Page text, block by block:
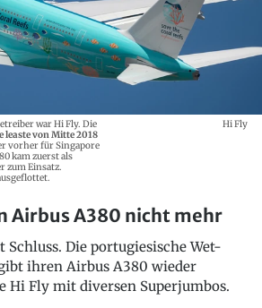
war Hi Fly. Die
von Mitte 2018
vorher für Singapore
kam zuerst als
zum Einsatz.
Hi Fly
Airbus A380 nicht mehr
Schluss. Die portugiesische Wet-
ihren Airbus A380 wieder
Hi Fly mit diversen Superjumbos.